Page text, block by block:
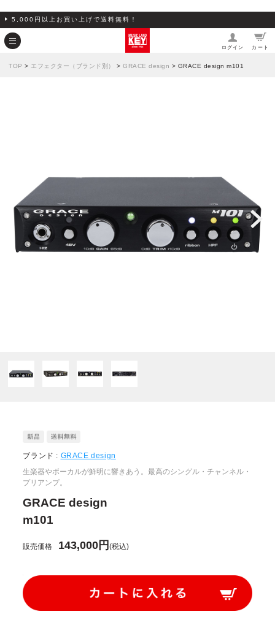
5,000円以上お買い上げで送料無料！
ログイン カート
TOP > エフェクター（ブランド別） > GRACE design > GRACE design m101
ブランド : GRACE design
生楽器やボーカルが鮮明に響きあう。最高のシングル・チャンネル・
プリアンプ。
GRACE design
m101
販売価格 143,000円(税込)